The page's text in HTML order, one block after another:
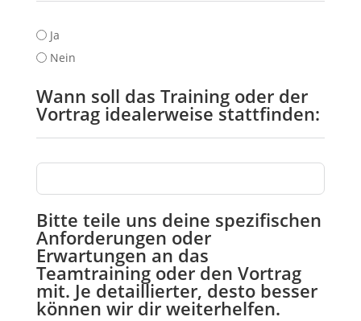
Ja
Nein
Wann soll das Training oder der
Vortrag idealerweise stattfinden:
Bitte teile uns deine spezifischen
Anforderungen oder
Erwartungen an das
Teamtraining oder den Vortrag
mit. Je detaillierter, desto besser
können wir dir weiterhelfen.